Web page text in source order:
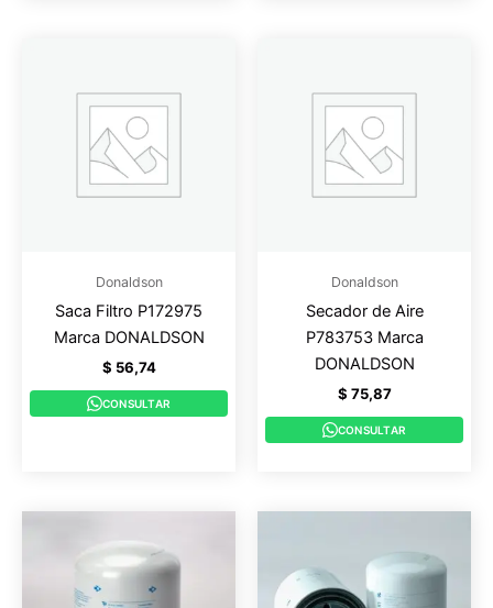
Donaldson
Saca Filtro P172975
Marca DONALDSON
$ 56,74
CONSULTAR
Donaldson
Secador de Aire
P783753 Marca
DONALDSON
$ 75,87
CONSULTAR